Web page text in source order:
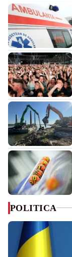
POLITICA